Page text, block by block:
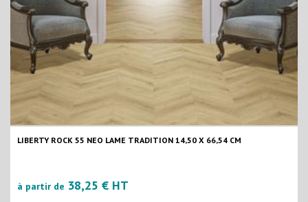
LIBERTY ROCK 55 NEO LAME TRADITION 14,50 X 66,54 CM
à partir de 38,25 € HT